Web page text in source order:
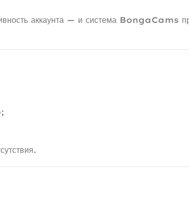
аккаунта — и система BongaCams